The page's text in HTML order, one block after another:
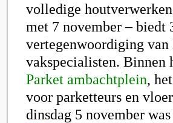
volledige
met 7 november – biedt
vertegenwoordiging
vakspecialisten. Binnen
Parket ambachtplein,
voor parketteurs en
dinsdag 5 november